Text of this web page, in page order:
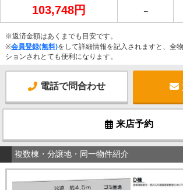
103,748円 －
※返済金額はあくまでも目安です。
※会員登録(無料)をして詳細情報を記入されますと、全
ションされとても便利になります。
電話で問合わせ
来店予約
複数棟・分譲地・同一物件紹介